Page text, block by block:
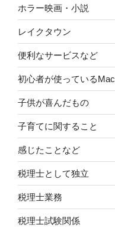
ホラー映画・小説
レイクタウン
便利なサービスなど
初心者が使っているMac
子供が喜んだもの
子育てに関すること
感じたことなど
税理士として独立
税理士業務
税理士試験関係